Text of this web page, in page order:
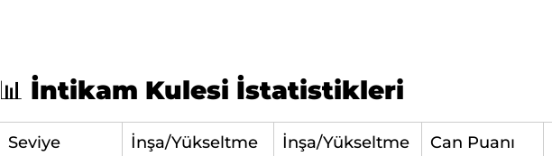
📊 İntikam Kulesi İstatistikleri
Seviye
İnşa/Yükseltme
İnşa/Yükseltme
Can Puanı